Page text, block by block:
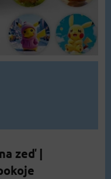
zeď |